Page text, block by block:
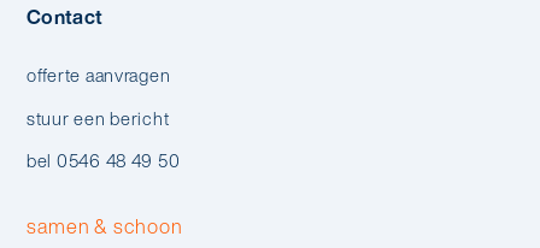
Contact
offerte aanvragen
stuur een bericht
bel 0546 48 49 50
samen & schoon